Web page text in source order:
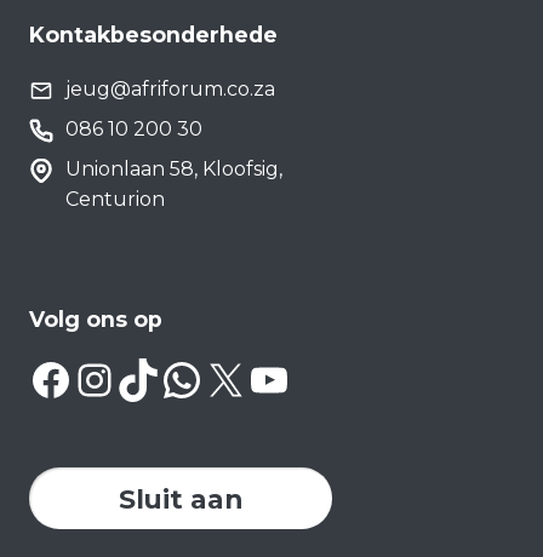
Kontakbesonderhede
jeug@afriforum.co.za
086 10 200 30
Unionlaan 58, Kloofsig,
Centurion
Volg ons op
Facebook
Instagram
TikTok
WhatsApp
X YouTube
Sluit aan